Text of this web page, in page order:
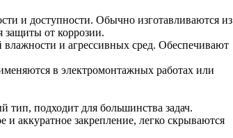
и доступности. Обычно изготавливаются из
защиты от коррозии.
и агрессивных сред. Обеспечивают
в электромонтажных работах или
тип, подходит для большинства задач.
аккуратное закрепление, легко скрываются